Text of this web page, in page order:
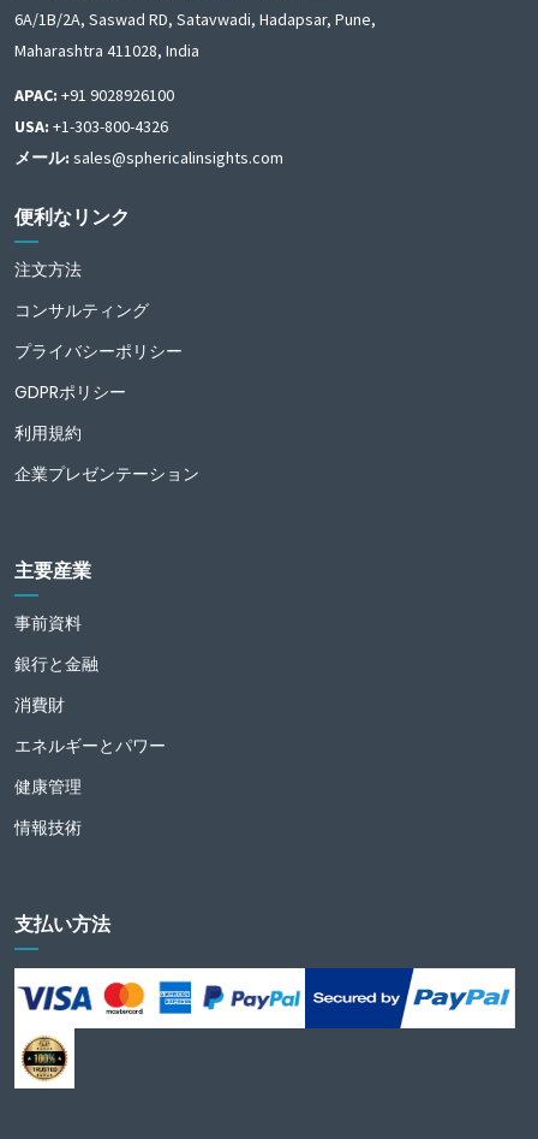
6A/1B/2A, Saswad RD, Satavwadi, Hadapsar, Pune,
Maharashtra 411028, India
APAC: +91 9028926100
USA: +1-303-800-4326
メール: sales@sphericalinsights.com
便利なリンク
注文方法
コンサルティング
プライバシーポリシー
GDPRポリシー
利用規約
企業プレゼンテーション
主要産業
事前資料
銀行と金融
消費財
エネルギーとパワー
健康管理
情報技術
支払い方法